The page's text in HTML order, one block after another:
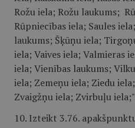
Rožu iela; Rožu laukums;
Rūpniecības iela; Saules
laukums; Šķūņu iela;
iela; Vaives iela; Valmieras
iela; Vienības laukums;
iela; Zemeņu iela; Ziedu
Zvaigžņu iela; Zvirbuļu
10. Izteikt 3.76.